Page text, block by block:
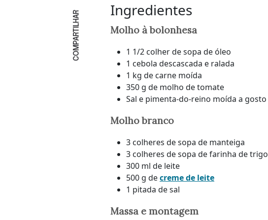
COMPARTILHAR Ingredientes
Molho à bolonhesa
1 1/2 colher de sopa de óleo
1 cebola descascada e ralada
1 kg de carne moída
350 g de molho de tomate
Sal e pimenta-do-reino moída a gosto
Molho branco
3 colheres de sopa de manteiga
3 colheres de sopa de farinha de trigo
300 ml de leite
500 g decreme de leite
1 pitada de sal
Massa e montagem